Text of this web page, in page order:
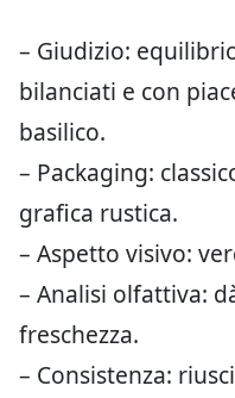
– Giudizio:
bilanciati e con
basilico.
– Packaging:
grafica rustica.
– Aspetto visivo:
– Analisi olfattiva:
freschezza.
– Consistenza: